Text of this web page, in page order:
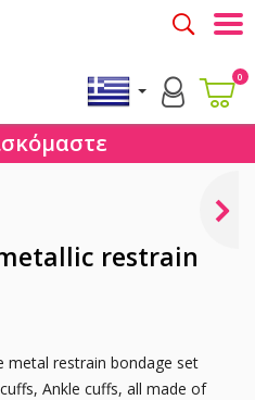
0
restrain
metal restrain bondage set
Ankle cuffs, all made ​​of